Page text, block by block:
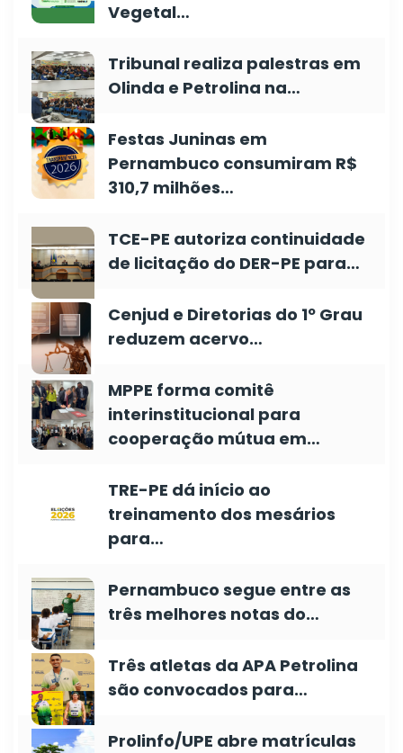
Vegetal…
Tribunal realiza palestras em
Olinda e Petrolina na…
Festas Juninas em
Pernambuco consumiram R$
310,7 milhões…
TCE-PE autoriza continuidade
de licitação do DER-PE para…
Cenjud e Diretorias do 1º Grau
reduzem acervo…
MPPE forma comitê
interinstitucional para
cooperação mútua em…
TRE-PE dá início ao
treinamento dos mesários
para…
Pernambuco segue entre as
três melhores notas do…
Três atletas da APA Petrolina
são convocados para…
Prolinfo/UPE abre matrículas